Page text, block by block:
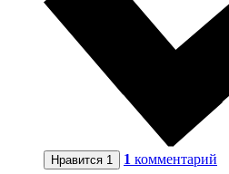
Нравится 1 1 комментарий